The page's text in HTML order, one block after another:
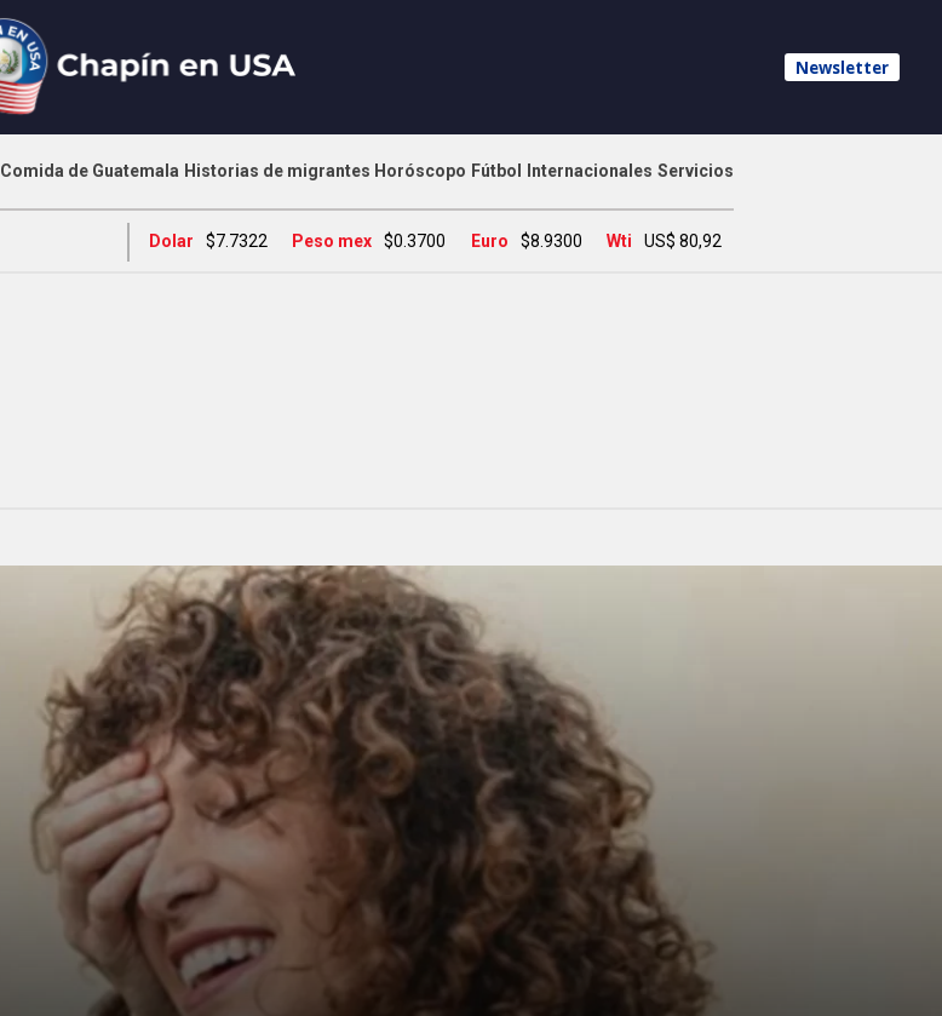
Newsletter
Comida de Guatemala Historias de migrantes Horóscopo Fútbol Internacionales Servicios
Dolar $7.7322 Peso mex $0.3700 Euro $8.9300 Wti US$ 80,92